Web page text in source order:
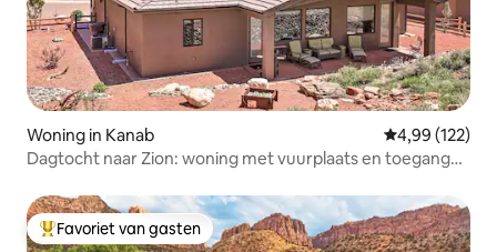
Woning in Kanab Gemiddelde
4,99 (122)
Dagtocht naar Zion: woning met vuurplaats en toegang
Topfavoriet van gasten
Favoriet van gasten